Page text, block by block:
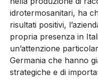
idrotermosanitari, ha
risultati positivi,
propria presenza in
un’attenzione
Germania che hanno
strategiche e di